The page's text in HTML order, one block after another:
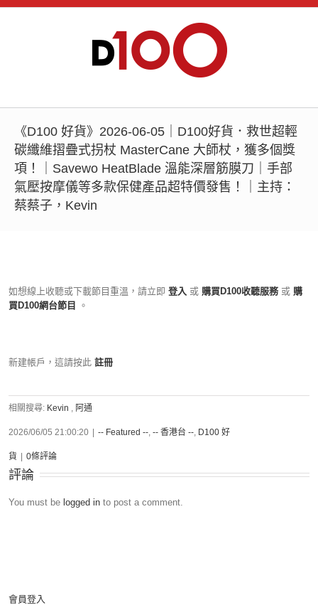
《D100 好貨》2026-06-05｜D100好貨．救世超輕
碳纖維摺疊式拐杖 MasterCane 大師杖，獲多個獎
項！｜Savewo HeatBlade 溫能深層筋膜刀｜手部
氣壓按摩儀等多款保健產品超特價發售！｜主持：
蔡蔡子，Kevin
如想線上收聽或下載節目重溫，請立即 登入 或 購買D100收聽服務 或 購
買D100網台節目
。
新建帳戶，這請按此 註冊
相關搜尋: Kevin , 阿通
2026/06/05 21:00:20 -- Featured --, -- 香港台 --, D100 好
貨 0條評論
評論
You must be logged in to post a comment.
會員登入